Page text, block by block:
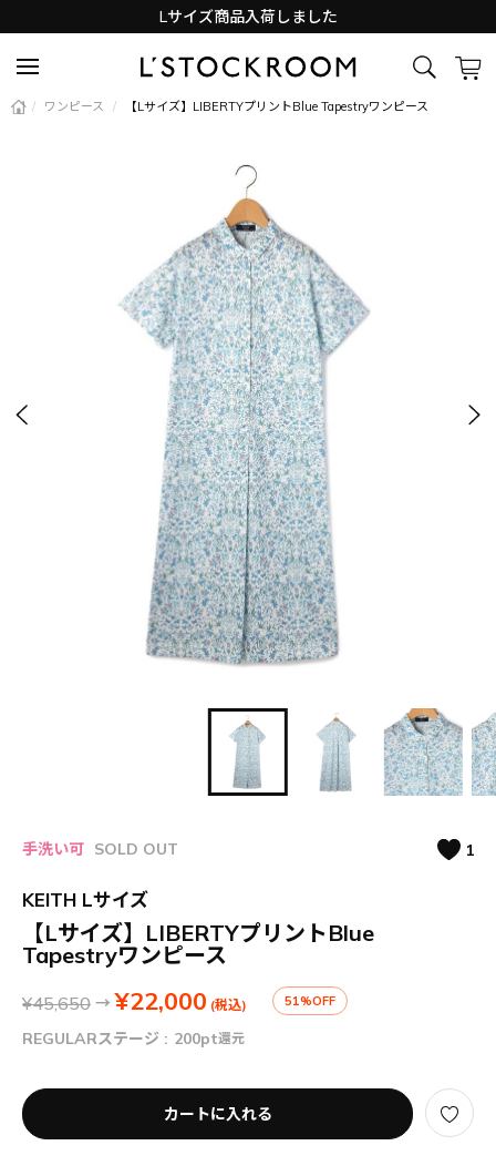
Lサイズ商品入荷しました
/ ワンピース / 【Lサイズ】LIBERTYプリントBlue Tapestryワンピース
手洗い可 SOLD OUT 1
KEITH Lサイズ
【Lサイズ】LIBERTYプリントBlue
Tapestryワンピース
¥45,650 → ¥22,000 (税込) 51%OFF
REGULARステージ : 200pt還元
カートに入れる